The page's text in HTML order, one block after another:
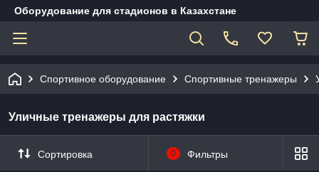
Оборудование для стадионов в Казахстане
Спортивное оборудование Спортивные тренажеры
Уличные тренажеры для растяжки
Сортировка 0 Фильтры